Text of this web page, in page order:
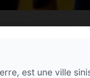
est une ville